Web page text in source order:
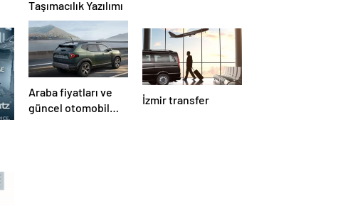
Taşımacılık Yazılımı
Araba fiyatları ve
güncel otomobil
İzmir transfer